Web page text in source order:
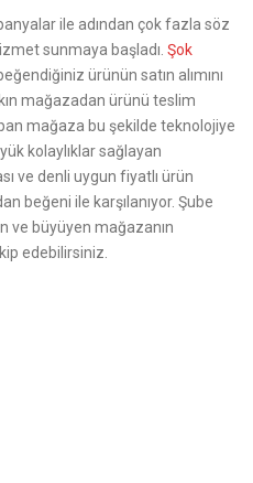
ile adından çok fazla söz
sunmaya başladı. Şok
ürünün satın alımını
mağazadan ürünü teslim
mağaza bu şekilde teknolojiye
kolaylıklar sağlayan
ve denli uygun fiyatlı ürün
beğeni ile karşılanıyor. Şube
ve büyüyen mağazanın
edebilirsiniz.